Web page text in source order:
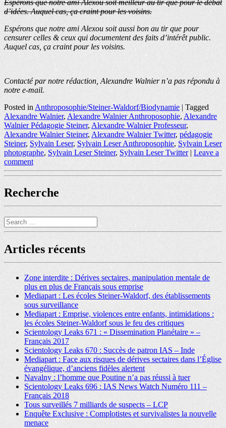
Espérons que notre ami Alexou soit meilleur au tir que pour le débat
d’idées. Auquel cas, ça craint pour les voisins.
Espérons que notre ami Alexou soit aussi bon au tir que pour
censurer celles & ceux qui documentent des faits d’intérêt public.
Auquel cas, ça craint pour les voisins.
Contacté par notre rédaction, Alexandre Walnier n’a pas répondu à
notre e-mail.
Posted in Anthroposophie/Steiner-Waldorf/Biodynamie | Tagged
Alexandre Walnier, Alexandre Walnier Anthroposophie, Alexandre
Walnier Pédagogie Steiner, Alexandre Walnier Professeur,
Alexandre Walnier Steiner, Alexandre Walnier Twitter, pédagogie
Steiner, Sylvain Leser, Sylvain Leser Anthroposophie, Sylvain Leser
photographe, Sylvain Leser Steiner, Sylvain Leser Twitter | Leave a
comment
Recherche
Search
Articles récents
Zone interdite : Dérives sectaires, manipulation mentale de
plus en plus de Français sous emprise
Mediapart : Les écoles Steiner-Waldorf, des établissements
sous surveillance
Mediapart : Emprise, violences entre enfants, intimidations :
les écoles Steiner-Waldorf sous le feu des critiques
Scientology Leaks 671 : « Dissemination Planétaire » –
Français 2017
Scientology Leaks 670 : Succès de patron IAS – Inde
Mediapart : Face aux risques de dérives sectaires dans l’Église
évangélique, d’anciens fidèles alertent
Navalny : l’homme que Poutine n’a pas réussi à tuer
Scientology Leaks 696 : IAS News Watch Numéro 111 –
Français 2018
Tous surveillés 7 milliards de suspects – LCP
Enquête Exclusive : Complotistes et survivalistes la nouvelle
menace